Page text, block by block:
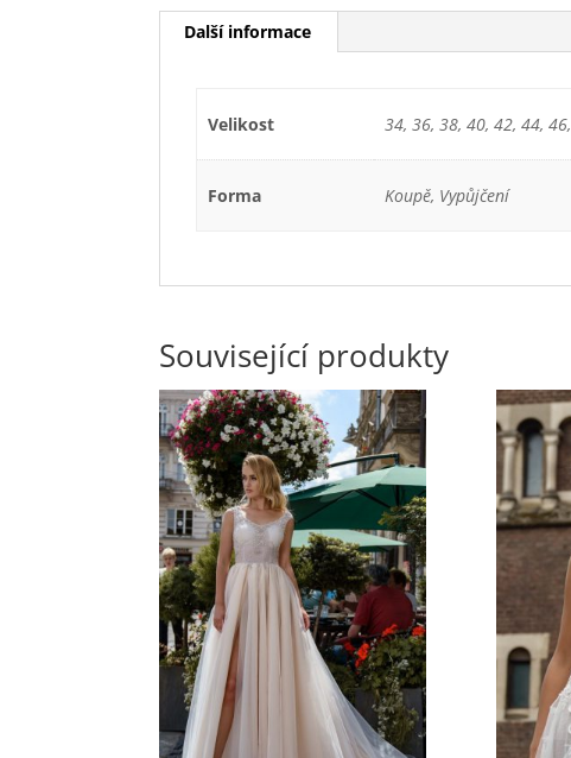
Další informace
Velikost 34, 36, 38, 40, 42, 44,
Forma Koupě, Vypůjčení
Související produkty